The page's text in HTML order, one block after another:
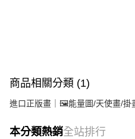
商品相關分類 (1)
進口正版畫｜🖼️能量圖/天使畫/掛
本分類熱銷全站排行